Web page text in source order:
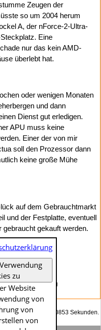
Zeugen der
so um 2004 herum
A, der nForce-2-Ultra-
Eine
nur das kein AMD-
überlebt hat.
oder wenigen Monaten
und dann
Dienst gut erledigen.
APU muss keine
Einer der von mir
soll den Prozessor dann
keine große Mühe
auf dem Gebrauchtmarkt
und der Festplatte, eventuell
gekauft werden.
Verpackung
dauerte genau 0.00853 Sekunden.
zu
Website
von
von
von